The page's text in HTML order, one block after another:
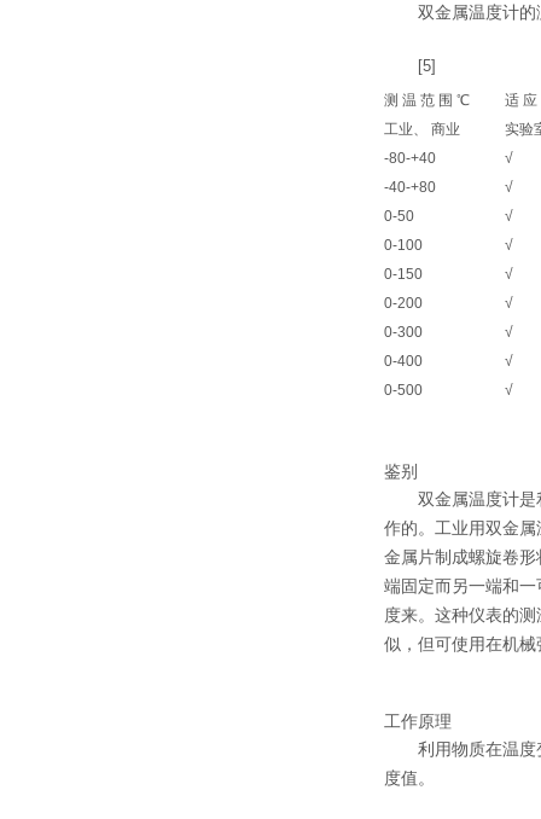
双金属温度计的
[5]
测 温 范 围 ℃
适 应
工业、 商业
实验
-80-+40
√
-40-+80
√
0-50
√
0-100
√
0-150
√
0-200
√
0-300
√
0-400
√
0-500
√
鉴别
双金属温度计是
作的。工业用双金
金属片制成螺旋卷
端固定而另一端和
度来。这种仪表的
似，但可使用在机
工作原理
利用物质在温度变
度值。